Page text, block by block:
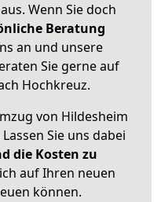
Wenn Sie doch
Beratung
an und unsere
Sie gerne auf
Hochkreuz.
von Hildesheim
Sie uns dabei
die Kosten zu
auf Ihren neuen
können.